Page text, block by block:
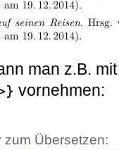
man z.B.
vornehmen:
zum Übersetzen: